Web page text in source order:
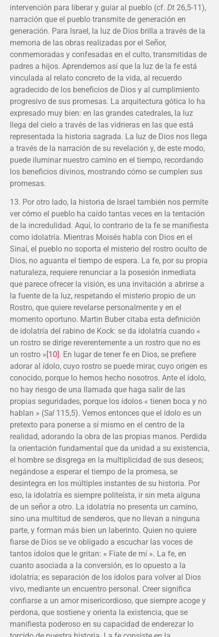
intervención para liberar y guiar al pueblo (cf. Dt 26,5-11),
narración que el pueblo transmite de generación en
generación. Para Israel, la luz de Dios brilla a través de la
memoria de las obras realizadas por el Señor,
conmemoradas y confesadas en el culto, transmitidas de
padres a hijos. Aprendemos así que la luz de la fe está
vinculada al relato concreto de la vida, al recuerdo
agradecido de los beneficios de Dios y al cumplimiento
progresivo de sus promesas. La arquitectura gótica lo ha
expresado muy bien: en las grandes catedrales, la luz
llega del cielo a través de las vidrieras en las que está
representada la historia sagrada. La luz de Dios nos llega
a través de la narración de su revelación y, de este modo,
puede iluminar nuestro camino en el tiempo, recordando
los beneficios divinos, mostrando cómo se cumplen sus
promesas.
13. Por otro lado, la historia de Israel también nos permite
ver cómo el pueblo ha caído tantas veces en la tentación
de la incredulidad. Aquí, lo contrario de la fe se manifiesta
como idolatría. Mientras Moisés habla con Dios en el
Sinaí, el pueblo no soporta el misterio del rostro oculto de
Dios, no aguanta el tiempo de espera. La fe, por su propia
naturaleza, requiere renunciar a la posesión inmediata
que parece ofrecer la visión, es una invitación a abrirse a
la fuente de la luz, respetando el misterio propio de un
Rostro, que quiere revelarse personalmente y en el
momento oportuno. Martin Buber citaba esta definición
de idolatría del rabino de Kock: se da idolatría cuando «
un rostro se dirige reverentemente a un rostro que no es
un rostro » [10] . En lugar de tener fe en Dios, se prefiere
adorar al ídolo, cuyo rostro se puede mirar, cuyo origen es
conocido, porque lo hemos hecho nosotros. Ante el ídolo,
no hay riesgo de una llamada que haga salir de las
propias seguridades, porque los ídolos « tienen boca y no
hablan » (Sal 115,5). Vemos entonces que el ídolo es un
pretexto para ponerse a sí mismo en el centro de la
realidad, adorando la obra de las propias manos. Perdida
la orientación fundamental que da unidad a su existencia,
el hombre se disgrega en la multiplicidad de sus deseos;
negándose a esperar el tiempo de la promesa, se
desintegra en los múltiples instantes de su historia. Por
eso, la idolatría es siempre politeísta, ir sin meta alguna
de un señor a otro. La idolatría no presenta un camino,
sino una multitud de senderos, que no llevan a ninguna
parte, y forman más bien un laberinto. Quien no quiere
fiarse de Dios se ve obligado a escuchar las voces de
tantos ídolos que le gritan: « Fíate de mí ». La fe, en
cuanto asociada a la conversión, es lo opuesto a la
idolatría; es separación de los ídolos para volver al Dios
vivo, mediante un encuentro personal. Creer significa
confiarse a un amor misericordioso, que siempre acoge y
perdona, que sostiene y orienta la existencia, que se
manifiesta poderoso en su capacidad de enderezar lo